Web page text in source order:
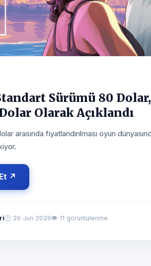
Sürümü 80
Olarak Açıklandı
arasında fiyatlandırılması oyun
↗
🕐 26 Jun 2026👁 11 görüntülenme